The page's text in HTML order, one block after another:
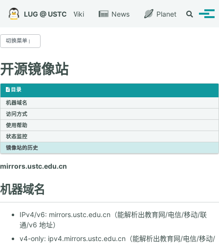
LUG @ USTC
Wiki News Planet 切换搜索
切换
切换菜单
LUG @ USTC
关于我们
LUG 服务
开源镜像站
网络启动平台
代码托管平台
文件存档
LUG 活动
每周小聚
Linux 101
信息安全大赛
开源镜像站
目录
机器域名
访问方式
使用帮助
状态监控
镜像站的历史
mirrors.ustc.edu.cn
机器域名
IPv4/v6: mirrors.ustc.edu.cn（能解析出教育网/电信/移动/联
通/v6 地址）
v4-only: ipv4.mirrors.ustc.edu.cn（能解析出教育网/电信/移动/